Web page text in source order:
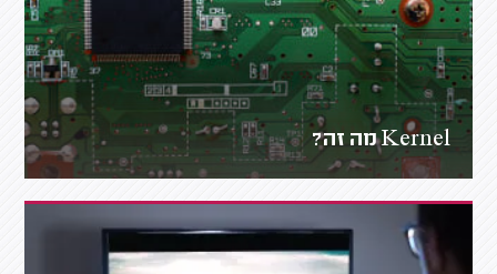
Kernel מה זה?